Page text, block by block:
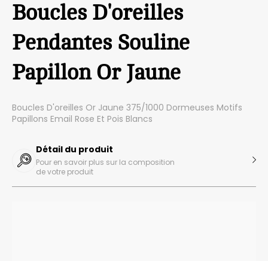
Boucles D'oreilles
Pendantes Souline
Papillon Or Jaune
Boucles D'oreilles Or Jaune 375/1000 Dormeuses Motifs
Papillons Email Rose Et Pois Blancs
Détail du produit
Pour en savoir plus sur la composition
de votre produit